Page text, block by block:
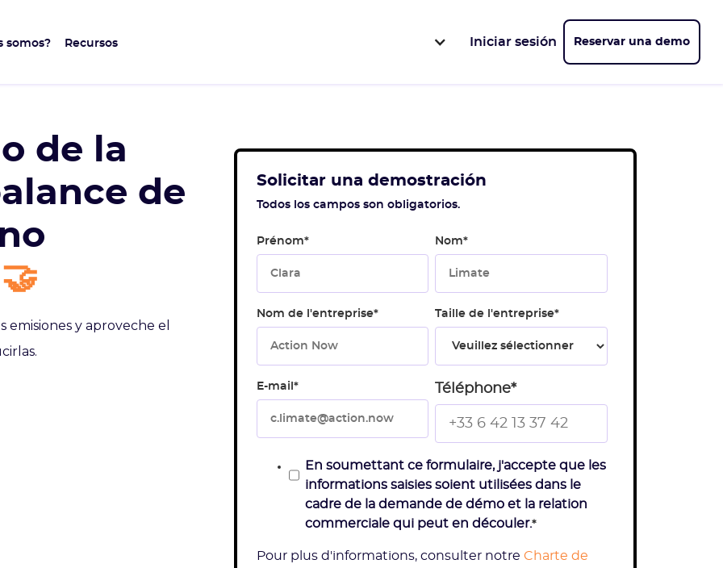
somos? Recursos Iniciar sesión Reservar una demo
de la
de
y aproveche el
Solicitar una demostración
Todos los campos son obligatorios.
Prénom* Nom*
Nom de l'entreprise* Taille de l'entreprise*
E-mail * Téléphone*
En soumettant ce formulaire, j'accepte que les
informations saisies soient utilisées dans le
cadre de la demande de démo et la relation
commerciale qui peut en découler.*
Pour plus d'informations, consulter notre Charte de